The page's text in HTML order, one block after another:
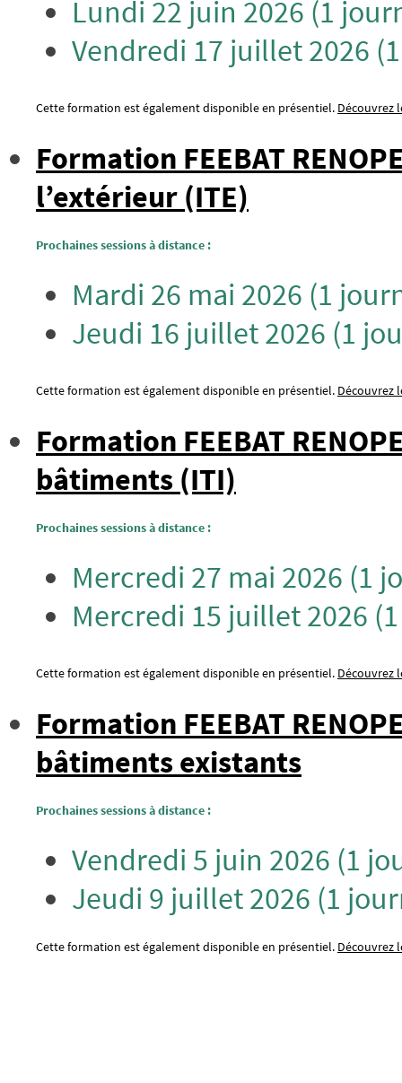
Lundi 22 juin 2026 (1
Vendredi 17 juillet 2026
Cette formation est également disponible en présentiel. Découvrez
Formation FEEBAT
l’extérieur (ITE)
Prochaines sessions à distance :
Mardi 26 mai 2026 (1
Jeudi 16 juillet 2026 (1
Cette formation est également disponible en présentiel. Découvrez
Formation FEEBAT
bâtiments (ITI)
Prochaines sessions à distance :
Mercredi 27 mai 2026 (1
Mercredi 15 juillet 2026
Cette formation est également disponible en présentiel. Découvrez
Formation FEEBAT
bâtiments existants
Prochaines sessions à distance :
Vendredi 5 juin 2026 (1
Jeudi 9 juillet 2026 (1
Cette formation est également disponible en présentiel. Découvrez